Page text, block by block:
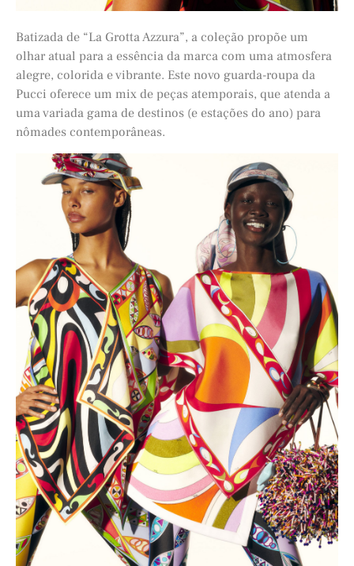
Batizada de “La Grotta Azzura”, a coleção propõe um
olhar atual para a essência da marca com uma atmosfera
alegre, colorida e vibrante. Este novo guarda-roupa da
Pucci oferece um mix de peças atemporais, que atenda a
uma variada gama de destinos (e estações do ano) para
nômades contemporâneas.